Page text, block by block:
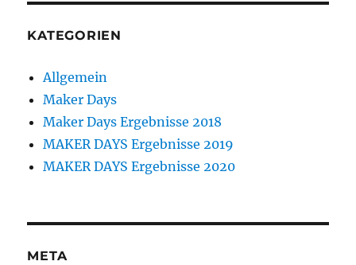
KATEGORIEN
Allgemein
Maker Days
Maker Days Ergebnisse 2018
MAKER DAYS Ergebnisse 2019
MAKER DAYS Ergebnisse 2020
META